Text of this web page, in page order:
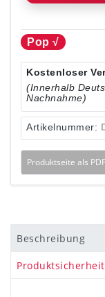
Pop √
Kostenloser
(Innerhalb
Nachnahme)
Artikelnummer:
Produktseite als PDF
Beschreibung
Produktsicherheit